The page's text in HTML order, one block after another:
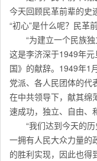
今天回顾民革前辈的史
“初心”是什么呢？民革
“为建立一个民族
这是李济深于1949年
国》的献辞。1949年1
党派、各人民团体的代
在中共领导下，献其绵
速成功，独立、自由、
“我们达到今天的
一拥有人民大众力量的
的胜利实现，因此也得